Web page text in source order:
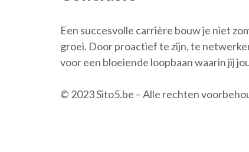
Een succesvolle carrière bouw je niet
groei. Door proactief te zijn, te
voor een bloeiende loopbaan waarin jij
© 2023 Sito5.be – Alle rechten